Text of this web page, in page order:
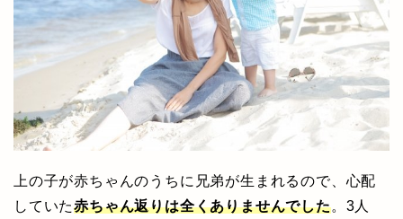
上の子が赤ちゃんのうちに兄弟が生まれるので、心配
していた赤ちゃん返りは全くありませんでした。3人